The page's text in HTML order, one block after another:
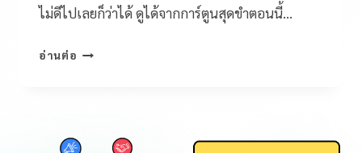
ไม่ดีไปเลยก็ว่าได้ ดูได้จากการ์ตูนสุดขำตอนนี้…
อ่านต่อ